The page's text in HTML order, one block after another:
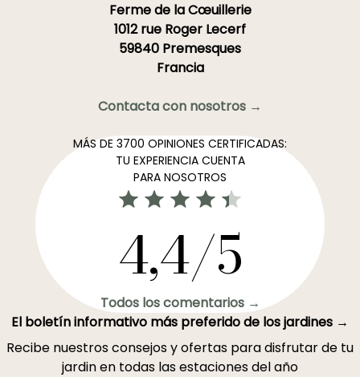
Ferme de la Cœuillerie
1012 rue Roger Lecerf
59840 Premesques
Francia
Contacta con nosotros →
MÁS DE 3700 OPINIONES CERTIFICADAS:
TU EXPERIENCIA CUENTA
PARA NOSOTROS
4,4/5
Todos los comentarios →
El boletín informativo más preferido de los jardines →
Recibe nuestros consejos y ofertas para disfrutar de tu
jardin en todas las estaciones del año